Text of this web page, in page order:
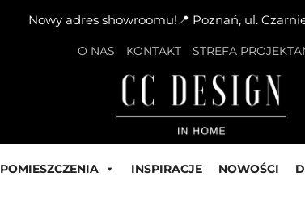
Nowy adres showroomu!📍 Poznań, ul.
O NAS KONTAKT STREFA
POMIESZCZENIA INSPIRACJE NOWOŚCI